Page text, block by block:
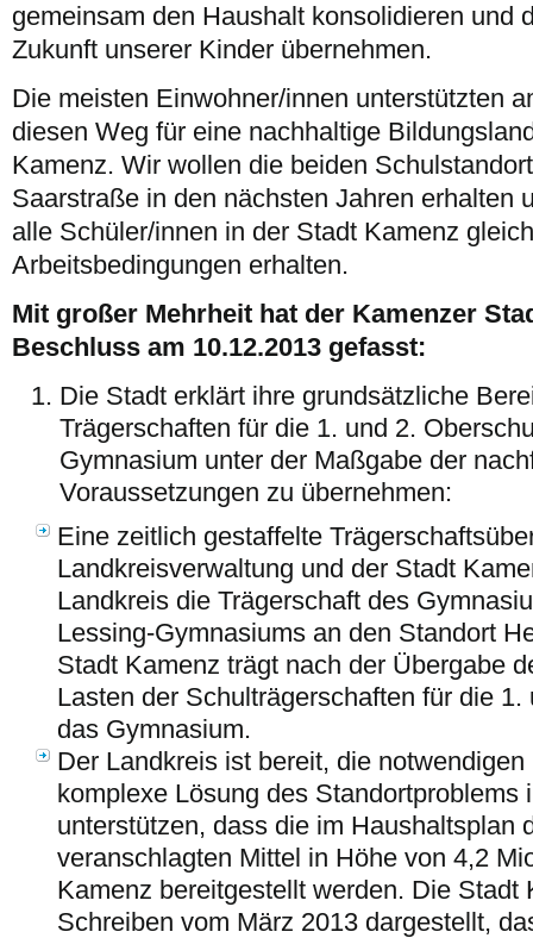
gemeinsam den Haushalt konsolidieren und
Zukunft unserer Kinder übernehmen.
Die meisten Einwohner/innen unterstützten
diesen Weg für eine nachhaltige
Kamenz. Wir wollen die beiden
Saarstraße in den nächsten Jahren erhalten
alle Schüler/innen in der Stadt Kamenz
Arbeitsbedingungen erhalten.
Mit großer Mehrheit hat der Kamenzer
Beschluss am 10.12.2013 gefasst:
Die Stadt erklärt ihre grundsätzliche
Trägerschaften für die 1. und 2.
Gymnasium unter der Maßgabe der
Voraussetzungen zu übernehmen:
Eine zeitlich gestaffelte
Landkreisverwaltung und der Stadt
Landkreis die Trägerschaft des
Lessing-Gymnasiums an den Standort
Stadt Kamenz trägt nach der Übergabe
Lasten der Schulträgerschaften für die
das Gymnasium.
Der Landkreis ist bereit, die
komplexe Lösung des Standortproblems
unterstützen, dass die im Haushaltsplan
veranschlagten Mittel in Höhe von 4,2
Kamenz bereitgestellt werden. Die Stadt
Schreiben vom März 2013 dargestellt,